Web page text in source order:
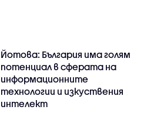
Йотова: България има голям
потенциал в сферата на
информационните
технологии и изкуствения
интелект